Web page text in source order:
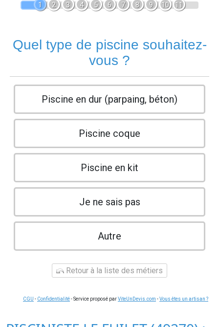
1 2 3 4 5 6 7 8 9 10 11
Quel type de piscine souhaitez-
vous ?
Piscine en dur (parpaing, béton)
Piscine coque
Piscine en kit
Je ne sais pas
Autre
Retour à la liste des métiers
CGU - Confidentialité- Service proposé parViteUnDevis.com -Vous êtes un artisan ?